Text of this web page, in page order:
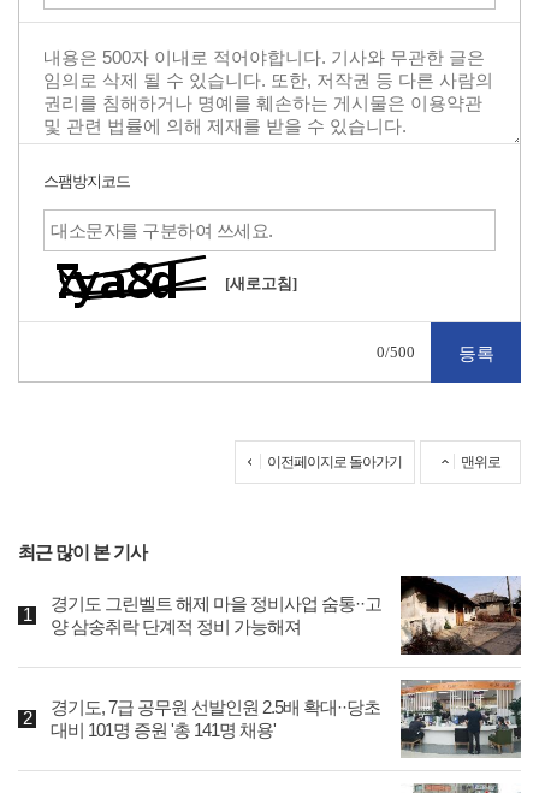
스팸방지코드
[새로고침]
0/500
이전페이지로 돌아가기 맨위로
최근 많이 본 기사
경기도 그린벨트 해제 마을 정비사업 숨통··고
양 삼송취락 단계적 정비 가능해져
경기도, 7급 공무원 선발인원 2.5배 확대··당초
대비 101명 증원 '총 141명 채용'